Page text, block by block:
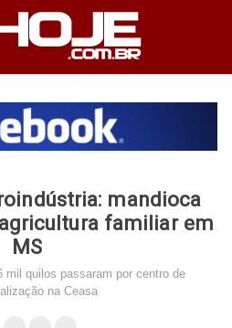
mandioca
familiar em
MS
mil quilos passaram por centro de
na Ceasa